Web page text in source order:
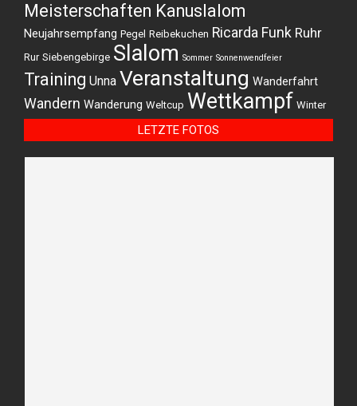
Meisterschaften Kanuslalom
Neujahrsempfang Pegel Reibekuchen Ricarda Funk Ruhr
Rur Siebengebirge Slalom Sommer Sonnenwendfeier
Training Unna Veranstaltung Wanderfahrt
Wandern Wanderung Weltcup Wettkampf Winter
LETZTE FOTOS